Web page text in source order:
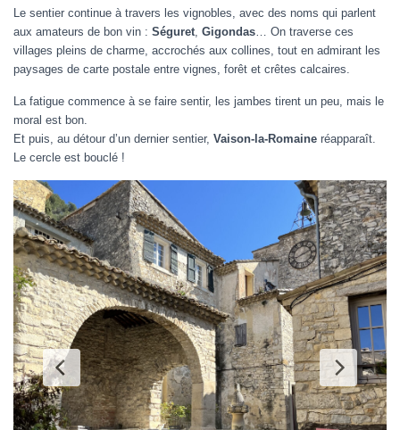
Le sentier continue à travers les vignobles, avec des noms qui parlent
aux amateurs de bon vin : Séguret Gigondas … On traverse ces
villages pleins de charme, accrochés aux collines, tout en admirant les
paysages de carte postale entre vignes, forêt et crêtes calcaires.
La fatigue commence à se faire sentir, les jambes tirent un peu, mais le
moral est bon.
Et puis, au détour d’un dernier sentier, Vaison-la-Romaine réapparaît.
Le cercle est bouclé !